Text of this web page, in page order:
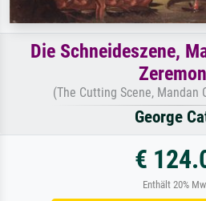
Die Schneideszene,
(The Cutting Scene, Mandan
George
€
Enthält 20%